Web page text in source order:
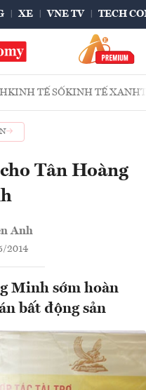
XE VNE TV TECH
KINH TẾ SỐKINH TẾ XANH
Tân Hoàng
Anh
2014
Minh sớm hoàn
bất động sản